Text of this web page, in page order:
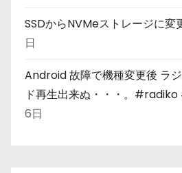
SSDからNVMeストレージに変
日
Android 故障で機種変更後 ラ
ド再生出来ぬ・・・。
6日